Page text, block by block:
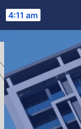
4:11 am